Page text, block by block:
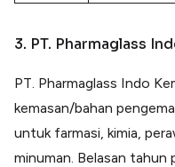
3. PT. Pharmaglass
PT. Pharmaglass Indo
kemasan/bahan
untuk farmasi, kimia,
minuman. Belasan tahun